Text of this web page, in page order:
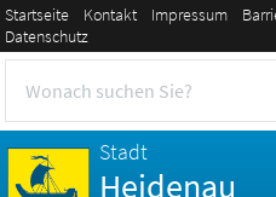
Startseite Kontakt Impressum
Datenschutz
Stadt
Heidenau